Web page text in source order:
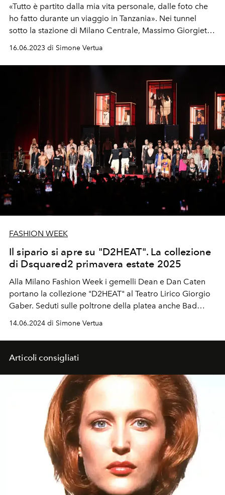
«Tutto è partito dalla mia vita personale, dalle foto che
ho fatto durante un viaggio in Tanzania». Nei tunnel
sotto la stazione di Milano Centrale, Massimo Giorgietti
16.06.2023 di Simone Vertua
FASHION WEEK
Il sipario si apre su "D2HEAT". La collezione
di Dsquared2 primavera estate 2025
Alla Milano Fashion Week i gemelli Dean e Dan Caten
portano la collezione "D2HEAT" al Teatro Lirico Giorgio
Gaber. Seduti sulle poltrone della platea anche Bad
14.06.2024 di Simone Vertua
Articoli consigliati